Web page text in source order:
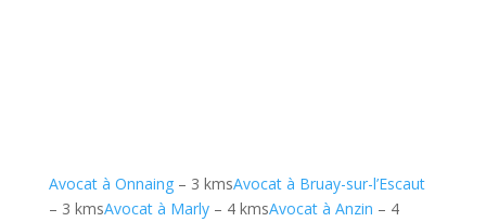
Avocat à Onnaing– 3 kmsAvocat à Bruay-sur-l’Escaut
– 3 kmsAvocat à Marly– 4 kmsAvocat à Anzin – 4